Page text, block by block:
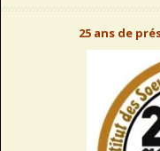
25 ans de